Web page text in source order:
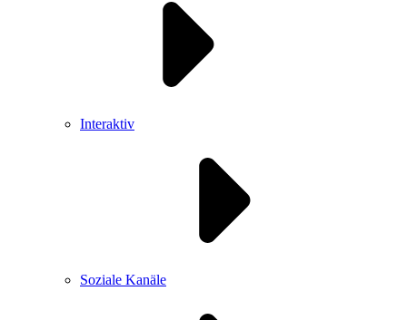
Interaktiv
Soziale Kanäle